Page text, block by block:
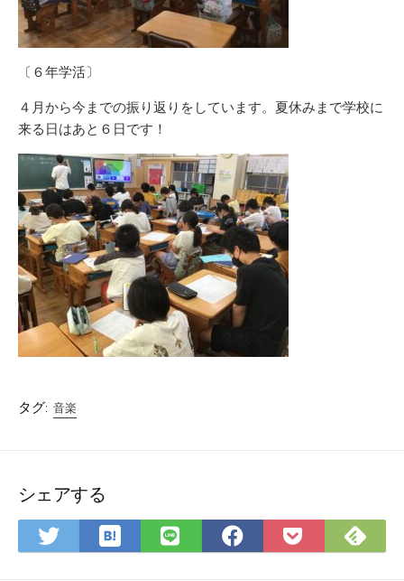
〔６年学活〕
４月から今までの振り返りをしています。夏休みまで学校に
来る日はあと６日です！
タグ: 音楽
シェアする
Twitter
で
は
て
LINE
で
Facebook
で
Pocket
に
で